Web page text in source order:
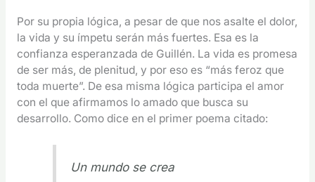
Por su propia lógica, a pesar de que nos asalte el dolor,
la vida y su ímpetu serán más fuertes. Esa es la
confianza esperanzada de Guillén. La vida es promesa
de ser más, de plenitud, y por eso es “más feroz que
toda muerte”. De esa misma lógica participa el amor
con el que afirmamos lo amado que busca su
desarrollo. Como dice en el primer poema citado:
Un mundo se crea